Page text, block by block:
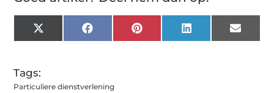
X
(Twitter)
FacebookPinterest LinkedIn Email
Tags:
Particuliere dienstverlening